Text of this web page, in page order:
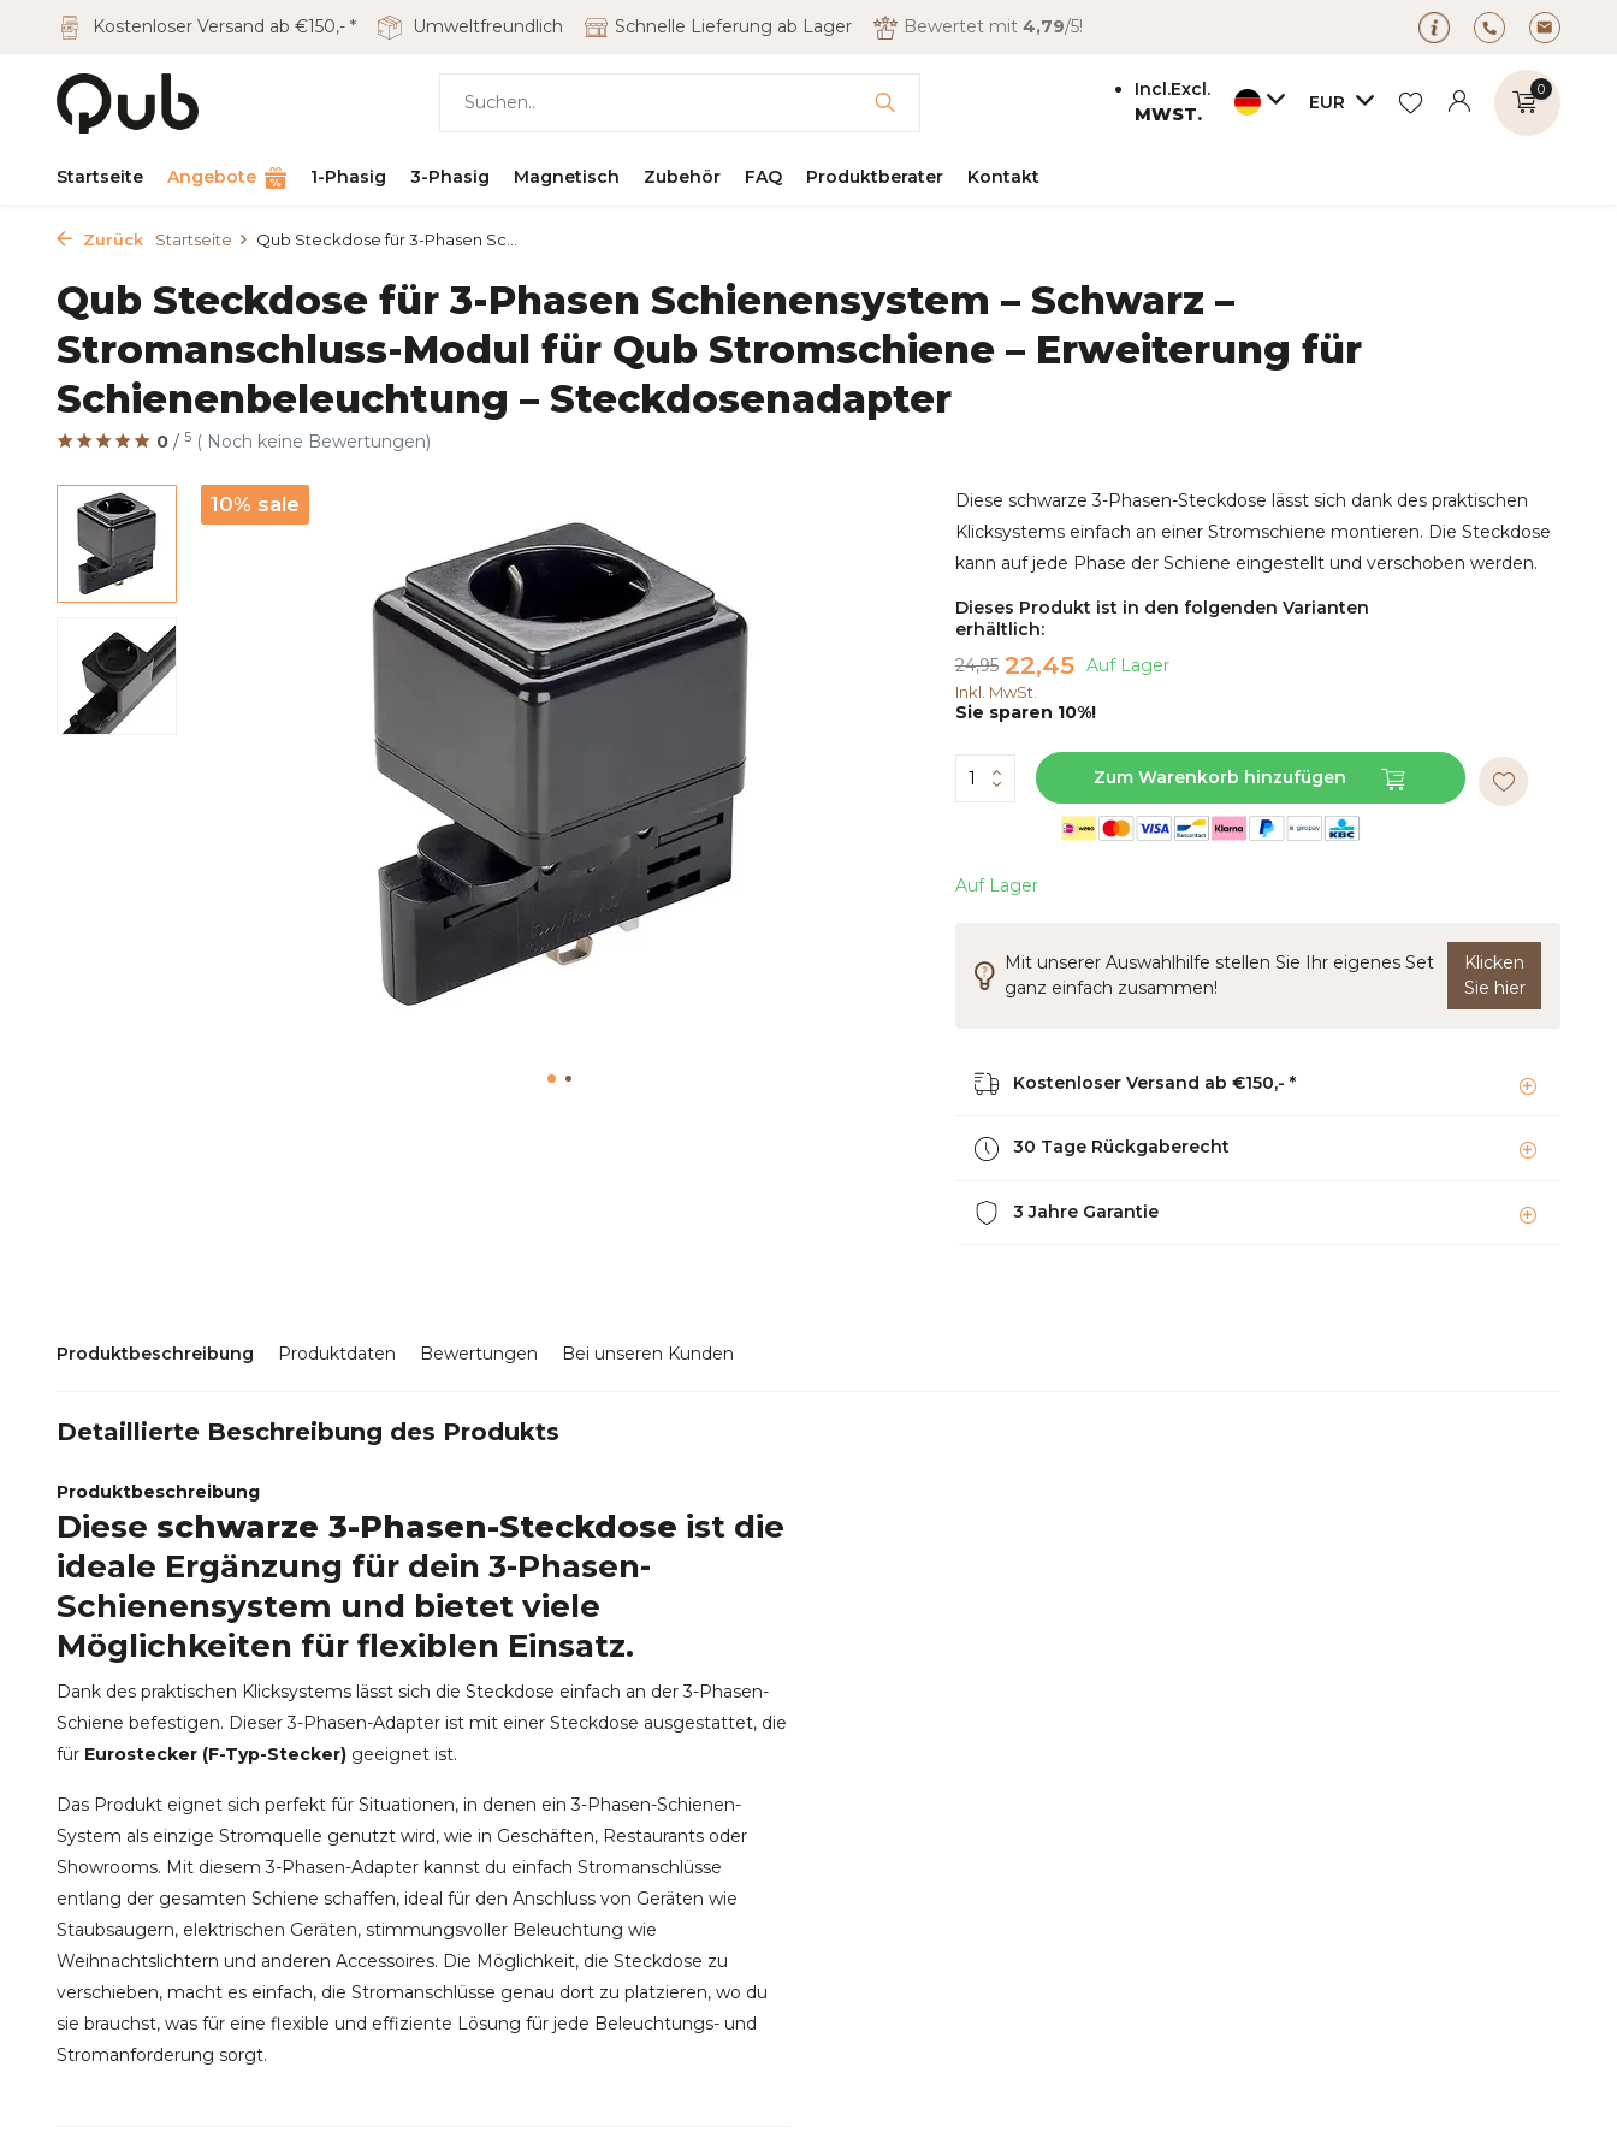
Kostenloser Versand ab €150,- * Umweltfreundlich Schnelle Lieferung ab Lager Bewertet mit 4,79/5!
Incl.Excl.
MWST.
EUR
anlegen
0
Startseite Angebote 1-Phasig 3-Phasig Magnetisch Zubehör FAQ Produktberater Kontakt
Zurück Startseite Qub Steckdose für 3-Phasen Sc...
Qub Steckdose für 3-Phasen Schienensystem – Schwarz –
Stromanschluss-Modul für Qub Stromschiene – Erweiterung für
Schienenbeleuchtung – Steckdosenadapter
0 / 5 ( Noch keine Bewertungen)
10% sale
Diese schwarze 3-Phasen-Steckdose lässt sich dank des praktischen
Klicksystems einfach an einer Stromschiene montieren. Die Steckdose
kann auf jede Phase der Schiene eingestellt und verschoben werden.
Dieses Produkt ist in den folgenden Varianten
erhältlich:
24,95 22,45 Auf Lager
Inkl. MwSt.
Sie sparen 10%!
Zum Warenkorb hinzufügen
Auf Lager
Mit unserer Auswahlhilfe stellen Sie Ihr eigenes Set
ganz einfach zusammen!
Klicken
Sie hier
Kostenloser Versand ab €150,- *
30 Tage Rückgaberecht
3 Jahre Garantie
Produktbeschreibung Produktdaten Bewertungen Bei unseren Kunden
Detaillierte Beschreibung des Produkts
Produktbeschreibung
Diese schwarze 3-Phasen-Steckdose ist die
ideale Ergänzung für dein 3-Phasen-
Schienensystem und bietet viele
Möglichkeiten für flexiblen Einsatz.
Dank des praktischen Klicksystems lässt sich die Steckdose einfach an der 3-Phasen-
Schiene befestigen. Dieser 3-Phasen-Adapter ist mit einer Steckdose ausgestattet, die
für Eurostecker (F-Typ-Stecker) geeignet ist.
Das Produkt eignet sich perfekt für Situationen, in denen ein 3-Phasen-Schienen-
System als einzige Stromquelle genutzt wird, wie in Geschäften, Restaurants oder
Showrooms. Mit diesem 3-Phasen-Adapter kannst du einfach Stromanschlüsse
entlang der gesamten Schiene schaffen, ideal für den Anschluss von Geräten wie
Staubsaugern, elektrischen Geräten, stimmungsvoller Beleuchtung wie
Weihnachtslichtern und anderen Accessoires. Die Möglichkeit, die Steckdose zu
verschieben, macht es einfach, die Stromanschlüsse genau dort zu platzieren, wo du
sie brauchst, was für eine flexible und effiziente Lösung für jede Beleuchtungs- und
Stromanforderung sorgt.